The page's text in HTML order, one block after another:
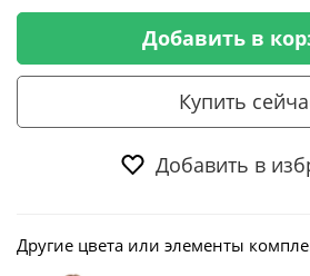
Добавить в
Купить
Добавить в
Другие цвета или элементы